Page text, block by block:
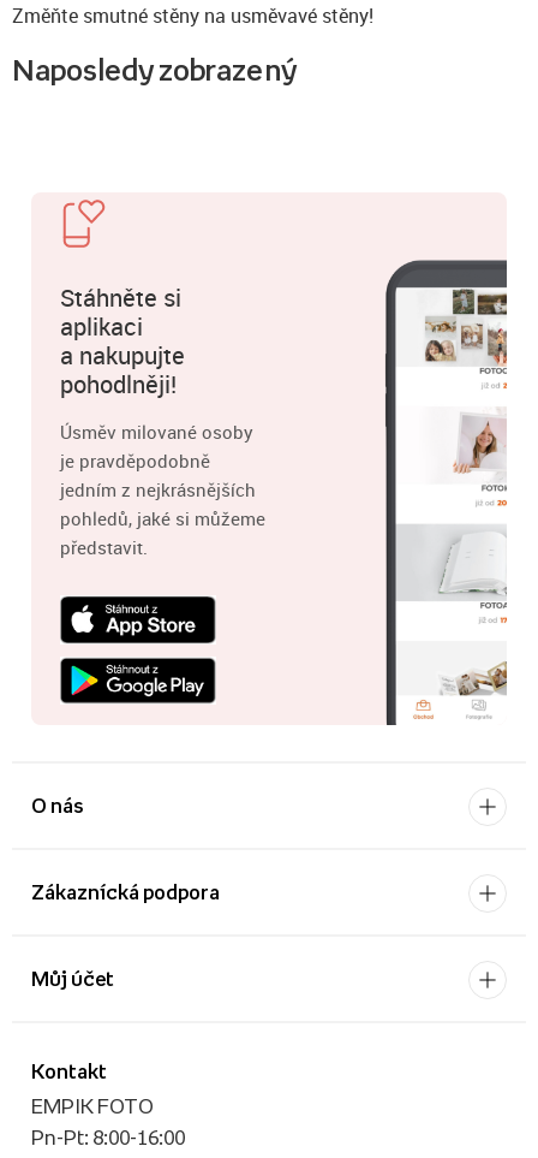
Změňte smutné stěny na usměvavé stěny!
Naposledy zobrazený
Stáhněte si
aplikaci
a nakupujte
pohodlněji!
Úsměv milované osoby
je pravděpodobně
jedním z nejkrásnějších
pohledů, jaké si můžeme
představit.
O nás
Zákaznícká podpora
Kontakt
EMPIK FOTO
Pn-Pt: 8:00-16:00
Můj účet